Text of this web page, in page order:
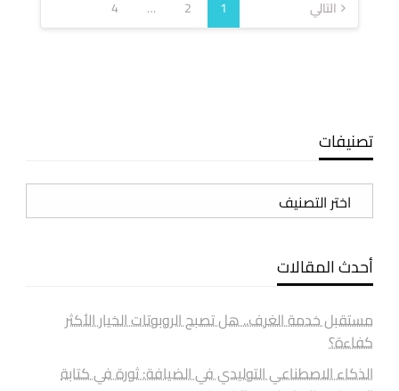
صفحات
المقالات
1
2
…
4 التالي
تصنيفات
تصنيفات
أحدث المقالات
مستقبل خدمة الغرف.. هل تصبح الروبوتات الخيار الأكثر
كفاءة؟
الذكاء الاصطناعي التوليدي في الضيافة: ثورة في كتابة